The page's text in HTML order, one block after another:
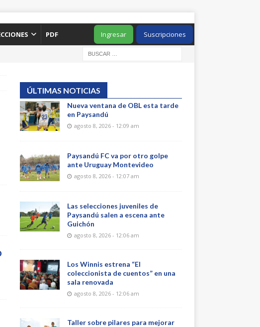
PDF Suscripciones
Ingresar
ÚLTIMAS NOTICIAS
Nueva ventana de OBL esta tarde
en Paysandú
agosto 8, 2026 - 12:09 am
Paysandú FC va por otro golpe
ante Uruguay Montevideo
agosto 8, 2026 - 12:07 am
Las selecciones juveniles de
Paysandú salen a escena ante
Guichón
agosto 8, 2026 - 12:06 am
Los Winnis estrena “El
coleccionista de cuentos” en una
sala renovada
agosto 8, 2026 - 12:06 am
Taller sobre pilares para mejorar